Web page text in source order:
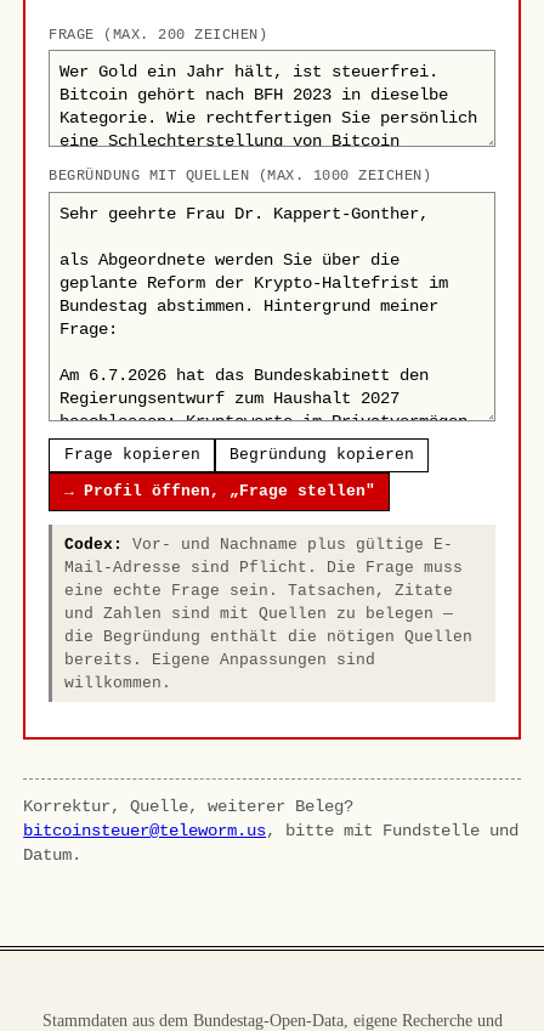
FRAGE (MAX. 200 ZEICHEN)
BEGRÜNDUNG MIT QUELLEN (MAX. 1000 ZEICHEN)
Frage kopieren Begründung kopieren
→ Profil öffnen, „Frage stellen"
Codex:
Vor- und Nachname plus gültige E-
Mail-Adresse sind Pflicht. Die Frage muss
eine echte Frage sein. Tatsachen, Zitate
und Zahlen sind mit Quellen zu belegen —
die Begründung enthält die nötigen Quellen
bereits. Eigene Anpassungen sind
willkommen.
Korrektur, Quelle, weiterer Beleg?
bitcoinsteuer@teleworm.us, bitte mit Fundstelle und
Datum.
Stammdaten aus dem Bundestag-Open-Data, eigene Recherche und